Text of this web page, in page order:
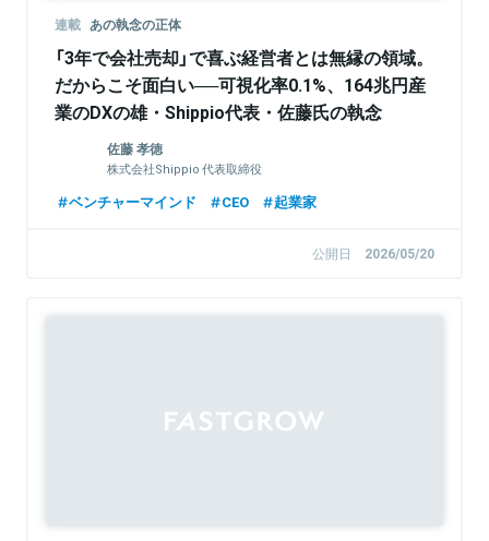
連載 あの執念の正体
「3年で会社売却」で喜ぶ経営者とは無縁の領域。
だからこそ面白い──可視化率0.1%、164兆円産
業のDXの雄・Shippio代表・佐藤氏の執念
佐藤 孝徳
株式会社Shippio 代表取締役
ベンチャーマインド CEO 起業家
公開日 2026/05/20